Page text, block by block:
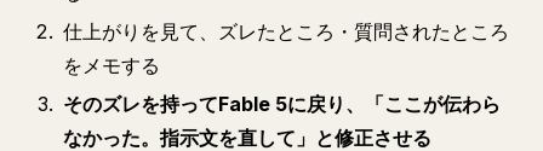
仕上がりを見て、ズレたところ・質問されたところ
をメモする
そのズレを持ってFable 5に戻り、「ここが伝わら
なかった。指示文を直して」と修正させる